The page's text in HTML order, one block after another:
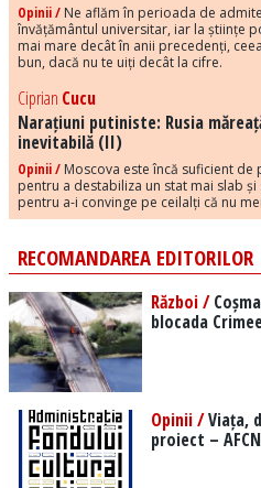
Opinii / Ne aflăm în perioada de
învățământul universitar, iar la științe
mai mare decât în anii precedenți,
bun, dacă nu te uiți decât la cifre.
Ciprian Cucu
Narațiuni putiniste: Rusia
inevitabilă (II)
Opinii / Moscova este încă suficient de
pentru a destabiliza un stat mai slab
pentru a-i convinge pe ceilalți că nu
RECOMANDAREA EDITORILOR
Război /
blocada
Opinii /Viața,
proiect – AFCN